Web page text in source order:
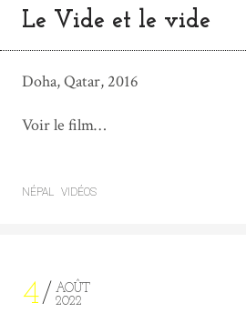
Le Vide et le vide
Doha, Qatar, 2016
Voir le film…
NÉPAL VIDÉOS
4
AOÛT
2022